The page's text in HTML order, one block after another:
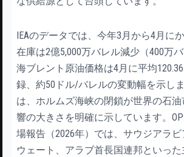
IEAのデータでは、今年3月から4月に
在庫は2億5,000万バレル減少（400万
海ブレント原油価格は4月に平均
録、約50ドル/バレルの変動幅を示し
は、ホルムズ海峡の閉鎖が世界の石
響の大きさを明確に示しています。
場報告（2026年）では、サウジアラ
ウェート、アラブ首長国連邦といった